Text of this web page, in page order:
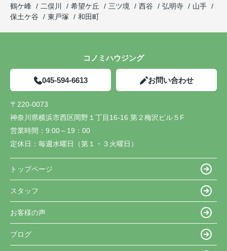
鶴ケ峰
二俣川 希望ケ丘 三ツ境 西谷 弘明寺
山手
保土ケ谷
東戸塚 和田町
コノミハウジング
045-594-6613 お問い合わせ
〒220-0073
神奈川県横浜市西区岡野１丁目16-16 第２梅沢ビル５F
営業時間： 9:00～19：00
定休日： 毎週水曜日（第１・３火曜日）
トップページ
スタッフ
お客様の声
ブログ